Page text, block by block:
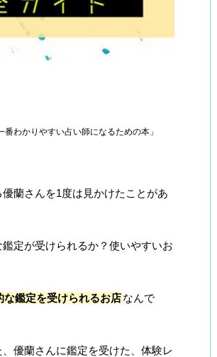
わかりやすい占い師になるための本」
蘭さんを1度は見かけたことがあ
定が受けられるか？使いやすいお
鑑定を受けられるお店なんで
優蘭さんに鑑定を受けた、体験レ